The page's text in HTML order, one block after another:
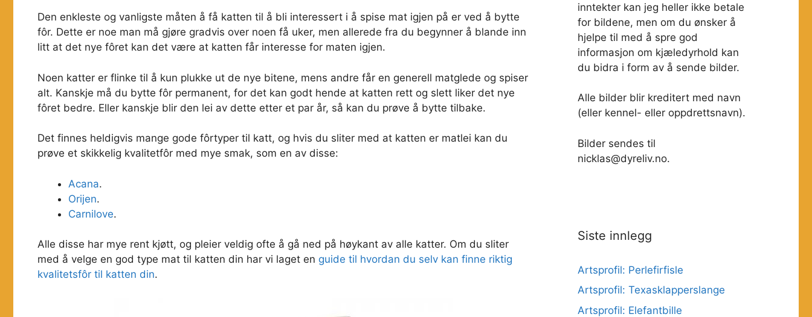
Den enkleste og vanligste måten å få katten til å bli interessert i å spise mat igjen på er ved å bytte
fôr. Dette er noe man må gjøre gradvis over noen få uker, men allerede fra du begynner å blande inn
litt at det nye fôret kan det være at katten får interesse for maten igjen.
Noen katter er flinke til å kun plukke ut de nye bitene, mens andre får en generell matglede og spiser
alt. Kanskje må du bytte fôr permanent, for det kan godt hende at katten rett og slett liker det nye
fôret bedre. Eller kanskje blir den lei av dette etter et par år, så kan du prøve å bytte tilbake.
Det finnes heldigvis mange gode fôrtyper til katt, og hvis du sliter med at katten er matlei kan du
prøve et skikkelig kvalitetfôr med mye smak, som en av disse:
Acana.
Orijen.
Carnilove.
Alle disse har mye rent kjøtt, og pleier veldig ofte å gå ned på høykant av alle katter. Om du sliter
med å velge en god type mat til katten din har vi laget en guide til hvordan du selv kan finne riktig
kvalitetsfôr til katten din.
inntekter kan jeg heller ikke betale
for bildene, men om du ønsker å
hjelpe til med å spre god
informasjon om kjæledyrhold kan
du bidra i form av å sende bilder.
Alle bilder blir kreditert med navn
(eller kennel- eller oppdrettsnavn).
Bilder sendes til
nicklas@dyreliv.no.
Siste innlegg
Artsprofil: Perlefirfisle
Artsprofil: Texasklapperslange
Artsprofil: Elefantbille